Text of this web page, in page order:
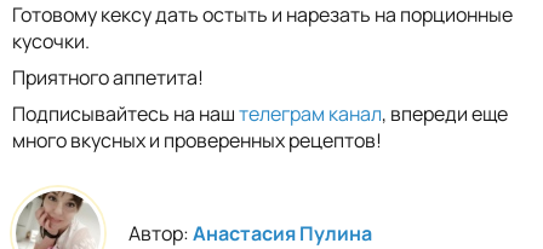
Готовому кексу дать остыть и нарезать на порционные
кусочки.
Приятного аппетита!
Подписывайтесь на наштелеграм канал, впереди еще
много вкусных и проверенных рецептов!
Автор:Анастасия Пулина